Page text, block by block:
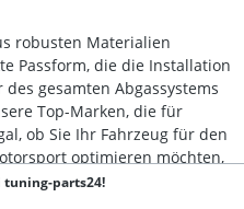
im Bereich der StVZO
robusten Materialien
Passform, die die Installation
gesamten Abgassystems
Top-Marken, die für
ob Sie Ihr Fahrzeug für den
optimieren möchten,
gerecht.
parts24!